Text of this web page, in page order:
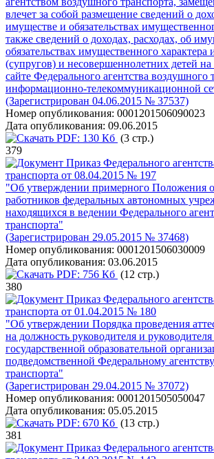
влечет за собой размещение сведений о
имуществе и обязательствах
также сведений о доходах, расходах, об
обязательствах имущественного характера
(супругов) и несовершеннолетних детей
сайте Федерального агентства воздушного
информационно-телекоммуникационной
(Зарегистрирован 04.06.2015 № 37537)
Номер опубликования: 0001201506090023
Дата опубликования: 09.06.2015
PDF: 130 Кб (3 стр.)
379
Приказ Федерального
транспорта от 08.04.2015 № 197
"Об утверждении примерного Положения
работников федеральных автономных
находящихся в ведении Федерального
транспорта"
(Зарегистрирован 29.05.2015 № 37468)
Номер опубликования: 0001201506030009
Дата опубликования: 03.06.2015
PDF: 756 Кб (12 стр.)
380
Приказ Федерального
транспорта от 01.04.2015 № 180
"Об утверждении Порядка проведения
на должность руководителя и
государственной образовательной
подведомственной Федеральному
транспорта"
(Зарегистрирован 29.04.2015 № 37072)
Номер опубликования: 0001201505050047
Дата опубликования: 05.05.2015
PDF: 670 Кб (13 стр.)
381
Приказ Федерального